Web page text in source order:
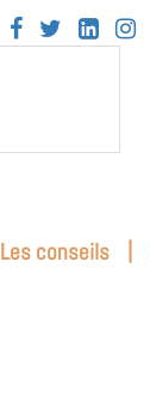
   
Les conseils |